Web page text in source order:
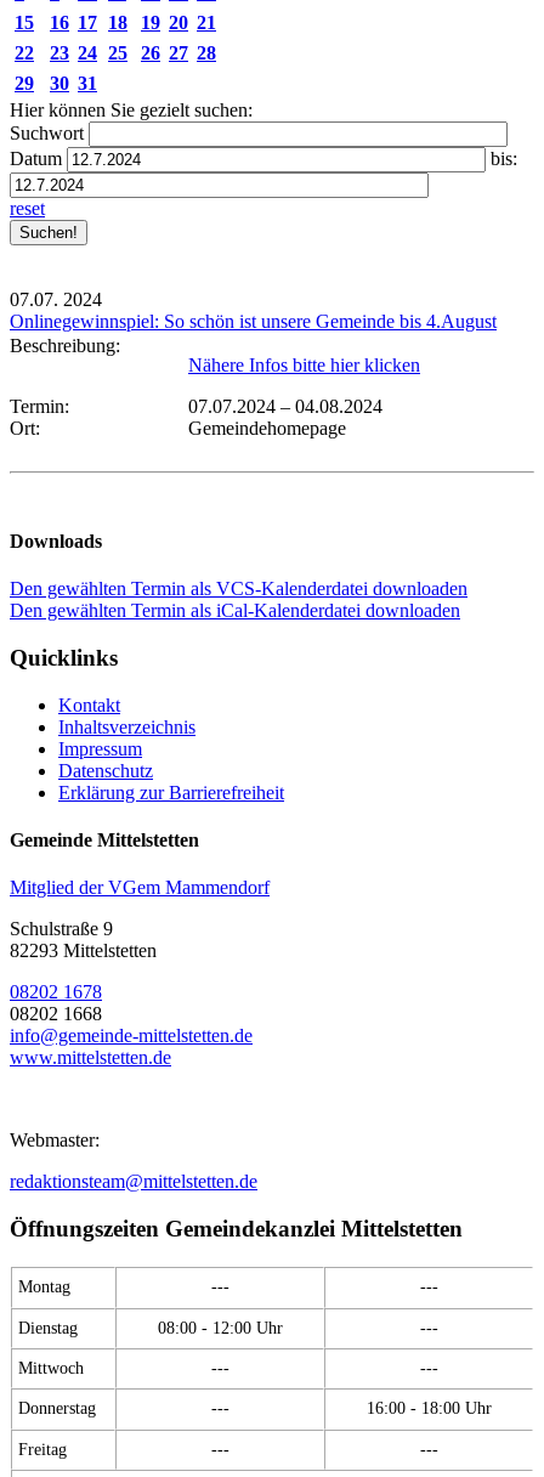
15
16 17 18 19 20 21
22
23 24 25 26 27 28
29
30 31
Hier können Sie gezielt suchen:
Suchwort
Datum
bis:
reset
07.07. 2024
Onlinegewinnspiel: So schön ist unsere Gemeinde bis 4.August
Beschreibung:
Nähere Infos bitte hier klicken
Termin:
07.07.2024 – 04.08.2024
Ort:
Gemeindehomepage
Downloads
Den gewählten Termin als VCS-Kalenderdatei downloaden
Den gewählten Termin als iCal-Kalenderdatei downloaden
Quicklinks
Kontakt
Inhaltsverzeichnis
Impressum
Datenschutz
Erklärung zur Barrierefreiheit
Gemeinde Mittelstetten
Mitglied der VGem Mammendorf
Schulstraße 9
82293 Mittelstetten
08202 1678
08202 1668
info@gemeinde-mittelstetten.de
www.mittelstetten.de
Webmaster:
redaktionsteam@mittelstetten.de
Öffnungszeiten Gemeindekanzlei Mittelstetten
Montag --- ---
Dienstag 08:00 - 12:00 Uhr ---
Mittwoch --- ---
Donnerstag --- 16:00 - 18:00 Uhr
Freitag --- ---